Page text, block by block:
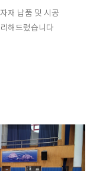
재 납품 및 시공
해드렸습니다